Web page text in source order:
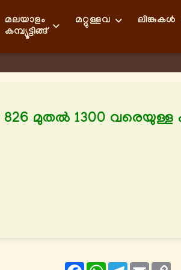
മലയാളം
കമ്പ്യൂട്ടിങ്ങ്
മറ്റുള്ളവ ലിങ്കുകള്‍
826 മുതല്‍ 1300
FacebookWhatsAppTelegram
Email